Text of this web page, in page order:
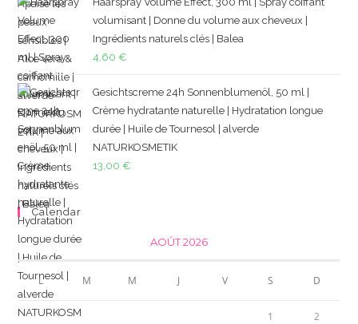
volumisant | Donne du volume aux cheveux |
Ingrédients naturels clés | Balea
4,60 €
Gesichtscreme 24h Sonnenblumenöl, 50 ml |
Crème hydratante naturelle | Hydratation longue
durée | Huile de Tournesol | alverde
NATURKOSMETIK
13,00 €
Calendar
AOÛT 2026
L M M J V S D
1 2